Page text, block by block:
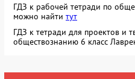
ГДЗ к рабочей тетради по
можно найти тут
ГДЗ к тетради для проектов и
обществознанию 6 класс